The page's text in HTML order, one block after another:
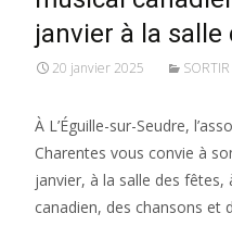
janvier à la salle
20 janvier 2025 SORTIR
À L’Éguille-sur-Seudre,
Charentes vous convie à
janvier, à la salle des fêtes,
canadien, des chansons et